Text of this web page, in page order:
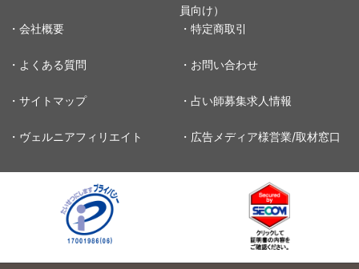
員向け）
・会社概要
・特定商取引
・よくある質問 ・お問い合わせ
・サイトマップ ・占い師募集求人情報
・ヴェルニアフィリエイト ・広告メディア様営業/取材窓口